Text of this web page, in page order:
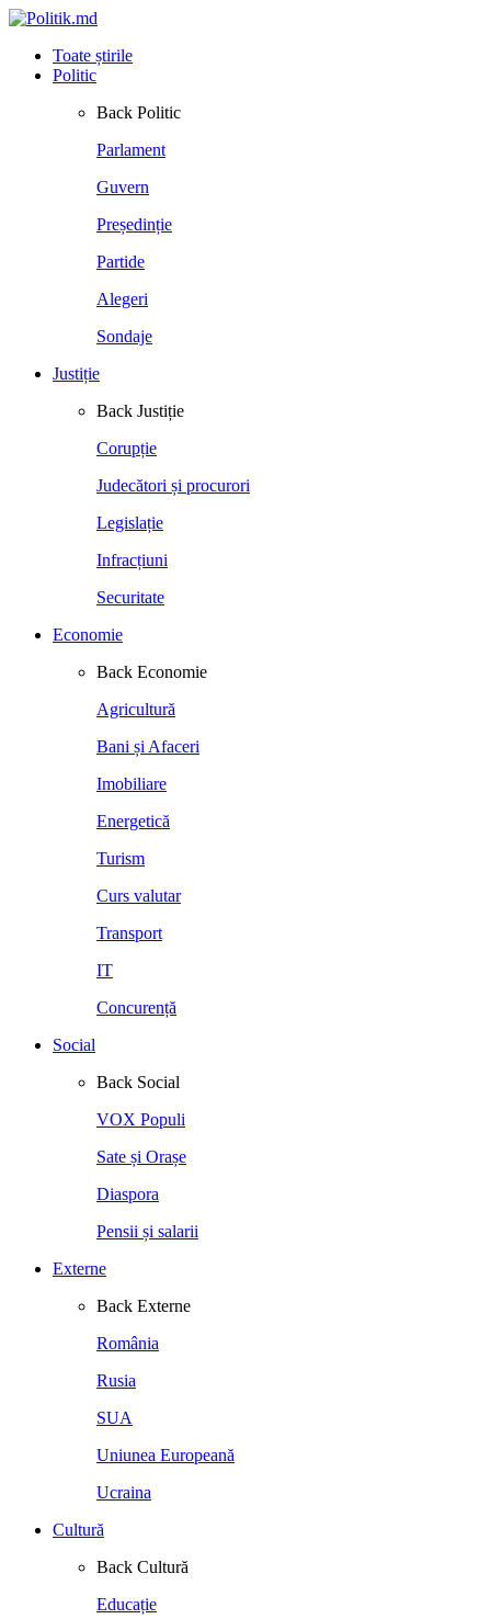
Toate știrile
Politic
Back Politic
Parlament
Guvern
Președinție
Partide
Alegeri
Sondaje
Justiție
Back Justiție
Corupție
Judecători și procurori
Legislație
Infracțiuni
Securitate
Economie
Back Economie
Agricultură
Bani și Afaceri
Imobiliare
Energetică
Turism
Curs valutar
Transport
IT
Concurență
Social
Back Social
VOX Populi
Sate și Orașe
Diaspora
Pensii și salarii
Externe
Back Externe
România
Rusia
SUA
Uniunea Europeană
Ucraina
Cultură
Back Cultură
Educație